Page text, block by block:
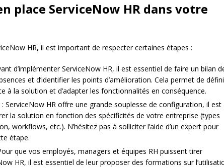
place ServiceNow HR dans votre
HR, il est important de respecter certaines étapes :
d’implémenter ServiceNow HR, il est essentiel de faire un bilan
et d’identifier les points d’amélioration. Cela permet de
à la solution et d’adapter les fonctionnalités en conséquence.
: ServiceNow HR offre une grande souplesse de configuration, il est
la solution en fonction des spécificités de votre entreprise (types
workflows, etc.). N’hésitez pas à solliciter l’aide d’un expert pour
étape.
que vos employés, managers et équipes RH puissent tirer
HR, il est essentiel de leur proposer des formations sur